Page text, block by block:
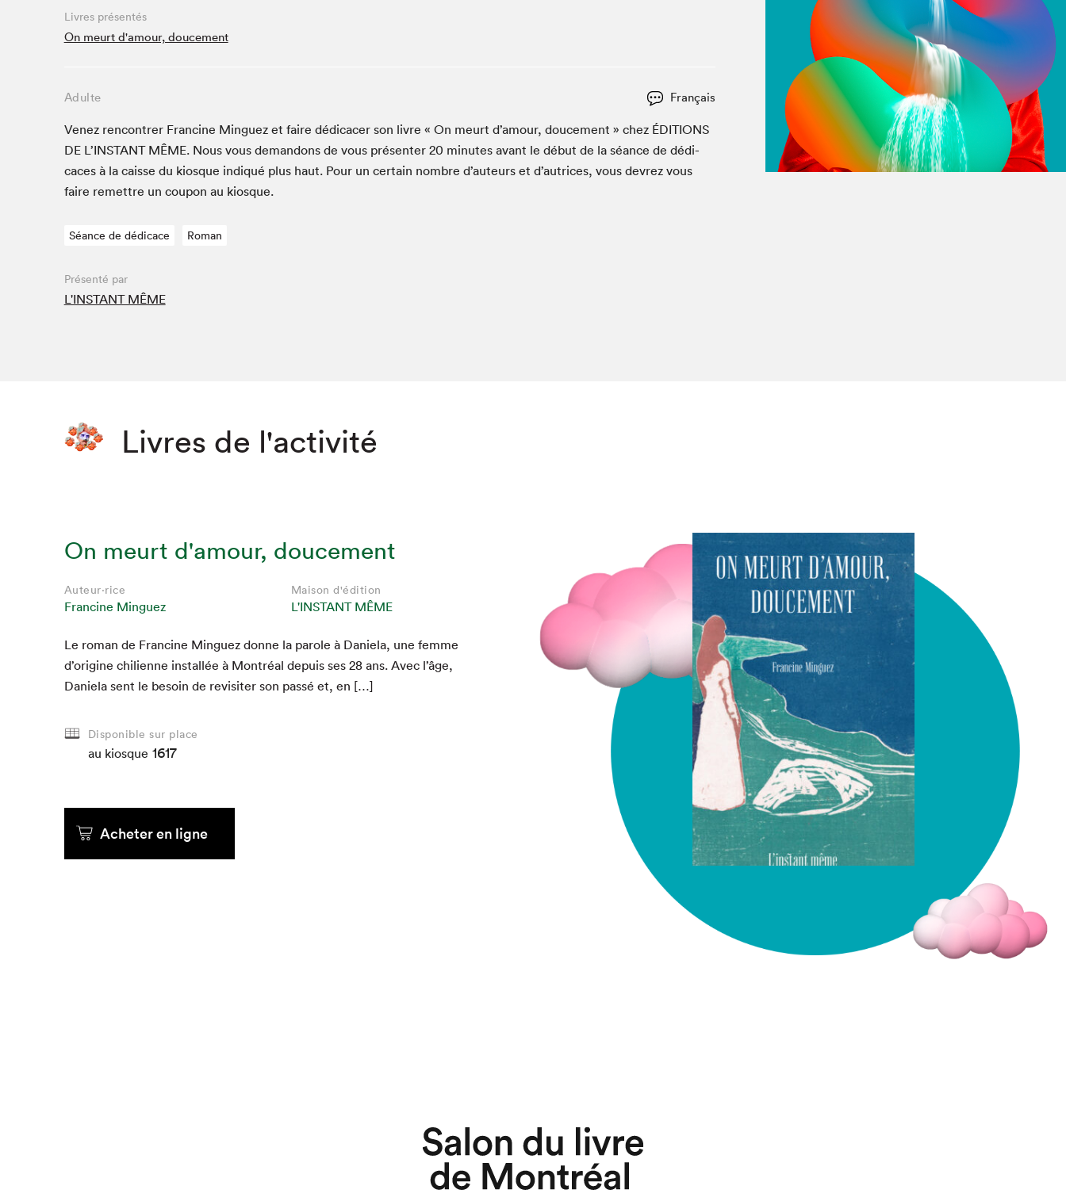
Café La Presse
Espace Côte-des-Neiges
La lecture en cadeau
Le grand jeu de lecture à voix haute du Salon du livre
de Montréal
Le Salon dans ta classe
Lettres québécoises au Salon
Liseur Public
Louisiane enracinée et branchée
Matinées scolaires Hydro-Québec
Mur des illustrateur·rice·s
À propos du Salon
Liste des exposant·e·s
Liste des auteur·rice·s
Que cherchez-vous?
Fermer
Livres présentés
On meurt d'amour, doucement
Adulte Français
Venez ren­con­tr­er Francine Minguez et faire dédi­cac­er son livre « On meurt d’amour, douce­ment » chez ÉDI­TIONS
DEL’IN­STANT MÊME. Nous vous deman­dons de vous présen­ter 20 min­utes avant le début de la séance de dédi­
caces à la caisse du kiosque indiqué plus haut. Pour un cer­tain nom­bre d’auteurs et d’autrices, vous devrez vous
faire remet­tre un coupon au kiosque.
Séance de dédicace Roman
Présenté par
L'INSTANT MÊME
Livres de l'activité
On meurt d'amour, doucement
Auteur·rice
Francine Minguez
Maison d'édition
L'INSTANT MÊME
Le roman de Francine Minguez donne la parole à Daniela, une femme
d’origine chili­enne instal­lée à Mon­tréal depuis ses 28ans. Avec l’âge,
Daniela sent le besoin de revis­iter son passé et, en […]
Disponible sur place
au kiosque 1617
Acheter en ligne